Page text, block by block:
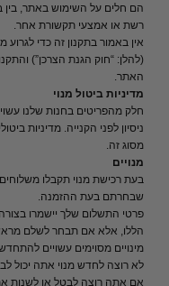
הם חלים על השימוש באתר, בין
רשת או אמצעי תקשורת אחר.
(להלן: “חוק הגנת הצרכן”)
האתר.
מדיניות ביטול מנוי
חלק מהפריטים בחנות שלנו
ניסיון לפני הקנייה. מדיניות
מסוג זה.
מנויים
בעת רכישת מנוי תקבלו
שבחרתם בעת ההזמנה.
פרטי התשלום שלך יישמרו
הללו, אלא אם תבחר לשלם
מינויים מסוימים עשויים
לא רוצה לחדש מנוי אתה יכול
אם אתה רוצה לבטל או לשנות